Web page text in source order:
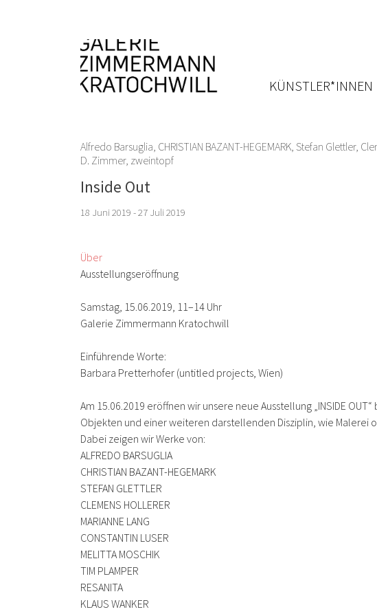
KÜNSTLER*INNEN
Alfredo Barsuglia, CHRISTIAN BAZANT-HEGEMARK, Stefan Glettler,
D. Zimmer, zweintopf
Inside Out
18 Juni 2019 - 27 Juli 2019
Über
Ausstellungseröffnung
Samstag, 15.06.2019, 11–14 Uhr
Galerie Zimmermann Kratochwill
Einführende Worte:
Barbara Pretterhofer (untitled projects, Wien)
Am 15.06.2019 eröffnen wir unsere neue Ausstellung „INSIDE
Objekten und einer weiteren darstellenden Disziplin, wie Malerei
Dabei zeigen wir Werke von:
ALFREDO BARSUGLIA
CHRISTIAN BAZANT-HEGEMARK
STEFAN GLETTLER
CLEMENS HOLLERER
MARIANNE LANG
CONSTANTIN LUSER
MELITTA MOSCHIK
TIM PLAMPER
RESANITA
KLAUS WANKER